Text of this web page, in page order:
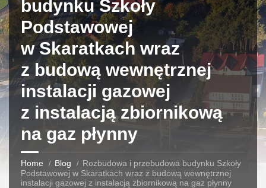
budynku Szkoły
Podstawowej
w Skaratkach wraz
z budową wewnętrznej
instalacji gazowej
z instalacją zbiornikową
na gaz płynny
Home Blog
Rozbudowa i przebudowa budynku Szkoły
Podstawowej w Skaratkach wraz z budową wewnętrznej
instalacji gazowej z instalacją zbiornikową na gaz płynny